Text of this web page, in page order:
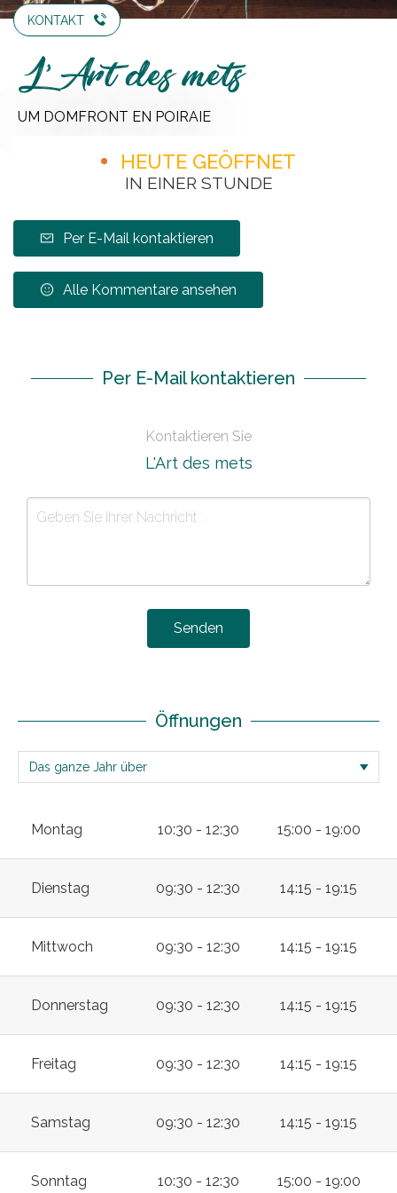
KONTAKT
L'Art des mets
UM DOMFRONT EN POIRAIE
HEUTE GEÖFFNET
IN EINER STUNDE
Per E-Mail kontaktieren
Alle Kommentare ansehen
Per E-Mail kontaktieren
Kontaktieren Sie
L'Art des mets
Senden
Öffnungen
Montag 10:30 - 12:30 15:00 - 19:00
Dienstag 09:30 - 12:30 14:15 - 19:15
Mittwoch 09:30 - 12:30 14:15 - 19:15
Donnerstag 09:30 - 12:30 14:15 - 19:15
Freitag 09:30 - 12:30 14:15 - 19:15
Samstag 09:30 - 12:30 14:15 - 19:15
Sonntag 10:30 - 12:30 15:00 - 19:00